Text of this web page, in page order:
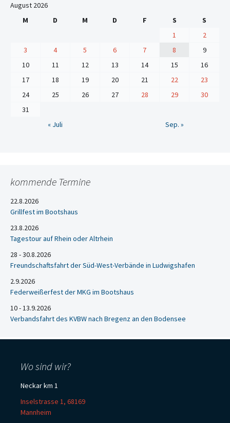
August 2026
M
D M D F S
S
1
2
3
4 5 6 7 8
9
10
11 12 13 14 15
16
17
18 19 20 21 22
23
24
25 26 27 28 29
30
31
« Juli
Sep. »
kommende Termine
22.8.2026
Grillfest im Bootshaus
23.8.2026
Tagestour auf Rhein oder Altrhein
28 - 30.8.2026
Freundschaftsfahrt der Süd-West-Verbände in Ludwigshafen
2.9.2026
Federweißerfest der MKG im Bootshaus
10 - 13.9.2026
Verbandsfahrt des KVBW nach Bregenz an den Bodensee
Wo sind wir?
Neckar km 1
Inselstrasse 1, 68169
Mannheim